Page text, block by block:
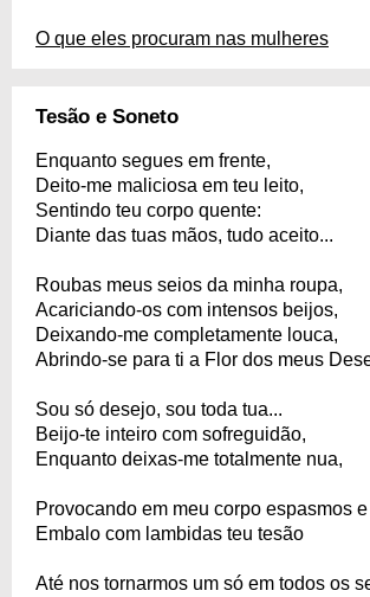
O que eles procuram nas mulheres
Tesão e Soneto
Enquanto segues em frente,
Deito-me maliciosa em teu leito,
Sentindo teu corpo quente:
Diante das tuas mãos, tudo aceito...
Roubas meus seios da minha roupa,
Acariciando-os com intensos beijos,
Deixando-me completamente louca,
Abrindo-se para ti a Flor dos meus
Sou só desejo, sou toda tua...
Beijo-te inteiro com sofreguidão,
Enquanto deixas-me totalmente nua,
Provocando em meu corpo espasmos
Embalo com lambidas teu tesão
Até nos tornarmos um só em todos os